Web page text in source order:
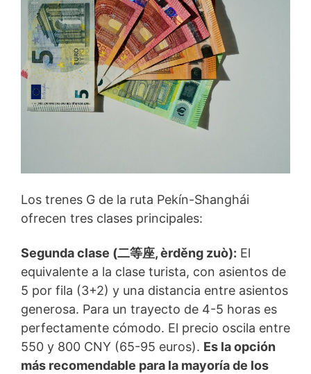
Los trenes G de la ruta Pekín-Shanghái
ofrecen tres clases principales:
Segunda clase (二等座, èrděng zuò): El
equivalente a la clase turista, con asientos de
5 por fila (3+2) y una distancia entre asientos
generosa. Para un trayecto de 4-5 horas es
perfectamente cómodo. El precio oscila entre
550 y 800 CNY (65-95 euros). Es la opción
más recomendable para la mayoría de los